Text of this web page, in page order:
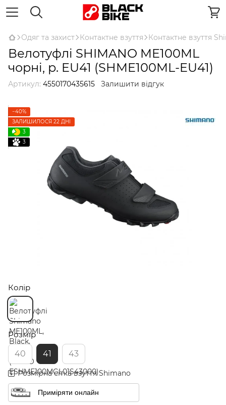
Одяг та захист Контактне взуття Контактне взуття
Велотуфлі SHIMANO ME100ML
чорні, р. EU41 (SHME100ML-EU41)
Артикул: 4550170435615 Залишити відгук
−40%
ЗАЛИШИЛОСЯ 22 ДНІ
3
3
Колір
Розмір
40
41 43
Розмірна сітка взуття Shimano
Приміряти онлайн